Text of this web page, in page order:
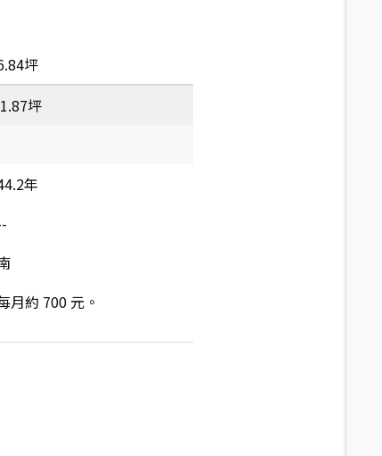
坪
1.87坪
年
月約 700 元。